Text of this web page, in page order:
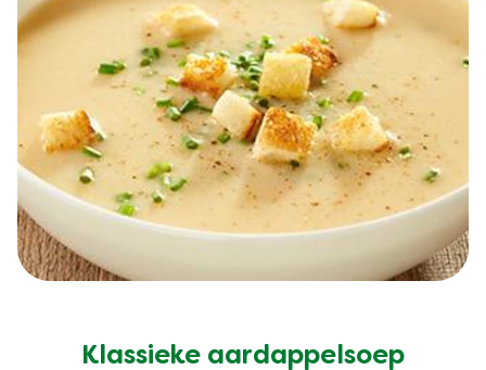
Klassieke aardappelsoep